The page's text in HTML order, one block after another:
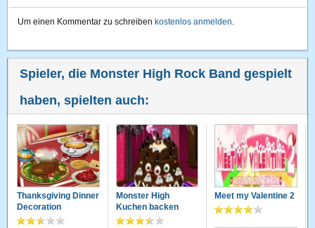
Um einen Kommentar zu schreiben kostenlos anmelden.
Spieler, die Monster High Rock Band gespielt
haben, spielten auch:
Thanksgiving Dinner
Decoration
Monster High
Kuchen backen
Meet my Valentine 2